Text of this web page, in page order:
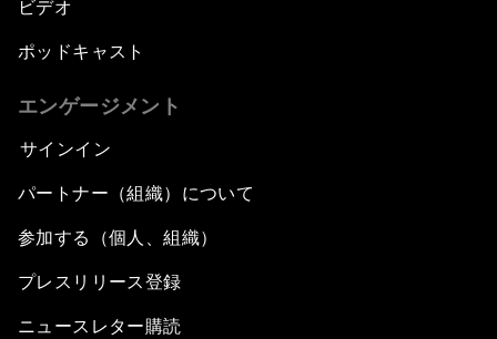
ビデオ
ポッドキャスト
エンゲージメント
サインイン
パートナー（組織）について
参加する（個人、組織）
プレスリリース登録
ニュースレター購読